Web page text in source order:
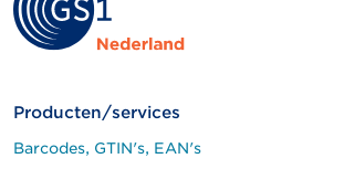
Producten/services
Barcodes, GTIN's, EAN's